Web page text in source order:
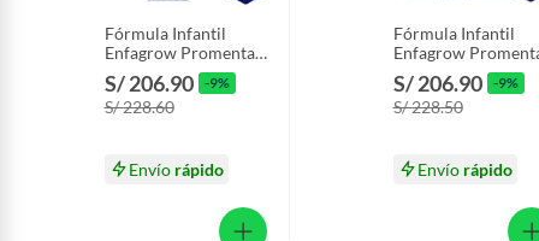
Fórmula Infantil
Enfagrow Promental
Caja 2.2 Kg
S/ 206.90 -9%
S/ 228.60
Envío rápido
Fórmula Infantil
Enfagrow
Vainilla Caja 2.2 Kg
S/ 206.90 -9%
S/ 228.50
Envío rápido